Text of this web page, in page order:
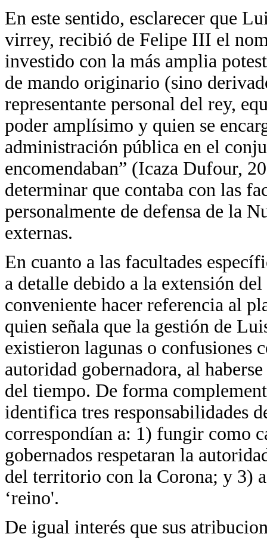
En este sentido, esclarecer que
virrey, recibió de Felipe III el
investido con la más amplia
de mando originario (sino
representante personal del rey,
poder amplísimo y quien se
administración pública en el
encomendaban” (Icaza Dufour,
determinar que contaba con las
personalmente de defensa de la
externas.
En cuanto a las facultades
a detalle debido a la extensión
conveniente hacer referencia al
quien señala que la gestión de
existieron lagunas o confusiones
autoridad gobernadora, al
del tiempo. De forma
identifica tres responsabilidades
correspondían a: 1) fungir como
gobernados respetaran la
del territorio con la Corona; y 3)
‘reino'.
De igual interés que sus